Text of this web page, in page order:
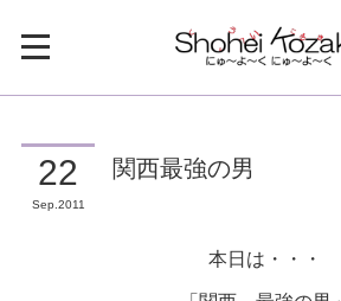
22
Sep 2011
関西最強の男
本日は・・・